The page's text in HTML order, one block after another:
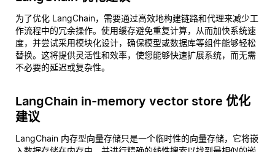
为了优化 LangChain，需要通过高效地构建链路和代理来减少工
作流程中的冗余操作。使用缓存避免重复计算，从而加快系统速
度，并尝试采用模块化设计，确保模型或数据库等组件能够轻松
替换。这将提供灵活性和效率，使您能够快速扩展系统，而无需
不必要的延迟或复杂性。
LangChain in-memory vector store 优化
建议
LangChain 内存型向量存储只是一个临时性的向量存储，它将嵌